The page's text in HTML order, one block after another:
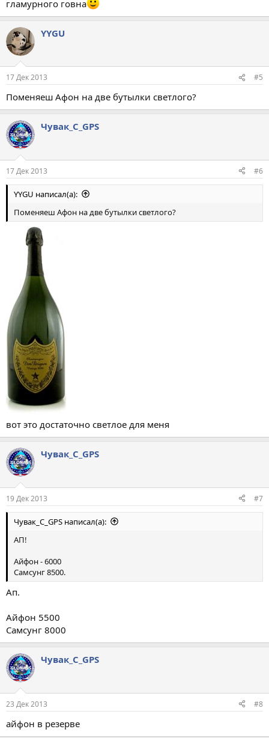
гламурного говна
YYGU
17 Дек 2013 #5
Поменяеш Афон на две бутылки светлого?
Чувак_С_GPS
17 Дек 2013 #6
YYGU написал(а):
Поменяеш Афон на две бутылки светлого?
вот это достаточно светлое для меня
Чувак_С_GPS
19 Дек 2013 #7
Чувак_С_GPS написал(а):
АП!
Айфон - 6000
Самсунг 8500.
Ап.
Айфон 5500
Самсунг 8000
Чувак_С_GPS
23 Дек 2013 #8
айфон в резерве